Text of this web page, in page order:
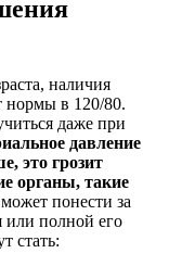
наличия
нормы в 120/80.
даже при
давление
это грозит
органы, такие
понести за
или полной его
стать: